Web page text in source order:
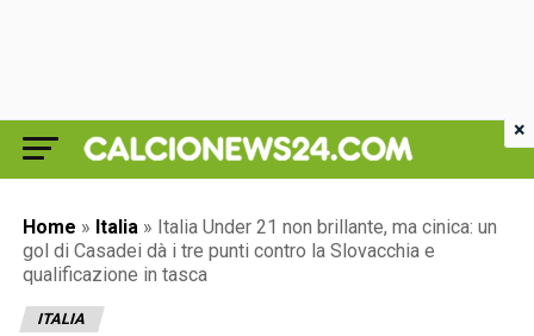
Home » Italia » Italia Under 21 non brillante, ma cinica: un
gol di Casadei dà i tre punti contro la Slovacchia e
qualificazione in tasca
ITALIA
×